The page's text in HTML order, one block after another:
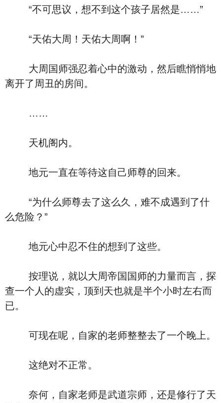
“不可思议，想不到这个孩子居然是……”
“天佑大周！天佑大周啊！”
大周国师强忍着心中的激动，然后瞧悄悄地
离开了周丑的房间。
……
天机阁内。
地元一直在等待这自己师尊的回来。
“为什么师尊去了这么久，难不成遇到了什
么危险？”
地元心中忍不住的想到了这些。
按理说，就以大周帝国国师的力量而言，探
查一个人的虚实，顶到天也就是半个小时左右而
已。
可现在呢，自家的老师整整去了一个晚上。
这绝对不正常。
奈何，自家老师是武道宗师，还是修行了天